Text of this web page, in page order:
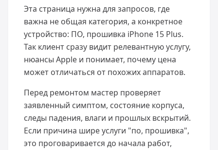
Эта страница нужна для запросов, где
важна не общая категория, а конкретное
устройство: ПО, прошивка iPhone 15 Plus.
Так клиент сразу видит релевантную услугу,
нюансы Apple и понимает, почему цена
может отличаться от похожих аппаратов.
Перед ремонтом мастер проверяет
заявленный симптом, состояние корпуса,
следы падения, влаги и прошлых вскрытий.
Если причина шире услуги "по, прошивка",
это проговаривается до начала работ,